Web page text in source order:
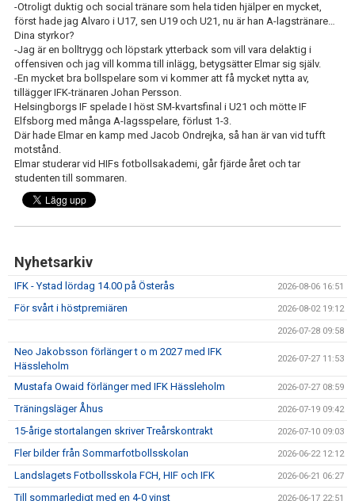
-Otroligt duktig och social tränare som hela tiden hjälper en mycket,
först hade jag Alvaro i U17, sen U19 och U21, nu är han A-lagstränare…
Dina styrkor?
-Jag är en bolltrygg och löpstark ytterback som vill vara delaktig i
offensiven och jag vill komma till inlägg, betygsätter Elmar sig själv.
-En mycket bra bollspelare som vi kommer att få mycket nytta av,
tillägger IFK-tränaren Johan Persson.
Helsingborgs IF spelade I höst SM-kvartsfinal i U21 och mötte IF
Elfsborg med många A-lagsspelare, förlust 1-3.
Där hade Elmar en kamp med Jacob Ondrejka, så han är van vid tufft
motstånd.
Elmar studerar vid HIFs fotbollsakademi, går fjärde året och tar
studenten till sommaren.
Nyhetsarkiv
IFK - Ystad lördag 14.00 på Österås 2026-08-06 16:51
För svårt i höstpremiären 2026-08-02 19:12
2026-07-28 09:58
Neo Jakobsson förlänger t o m 2027 med IFK
Hässleholm
2026-07-27 11:53
Mustafa Owaid förlänger med IFK Hässleholm 2026-07-27 08:59
Träningsläger Åhus 2026-07-19 09:42
15-årige stortalangen skriver Treårskontrakt 2026-07-10 09:03
Fler bilder från Sommarfotbollsskolan 2026-06-22 12:12
Landslagets Fotbollsskola FCH, HIF och IFK 2026-06-21 06:27
Till sommarledigt med en 4-0 vinst 2026-06-17 22:51